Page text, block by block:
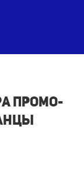
промо-